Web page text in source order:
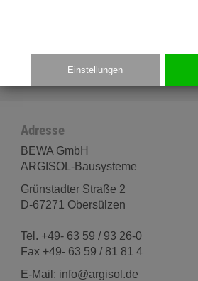
Adresse
BEWA GmbH
ARGISOL-Bausysteme
Grünstadter Straße 2
D-67271 Obersülzen
Tel. +49- 63 59 / 93 26-0
Fax +49- 63 59 / 81 81 4
E-Mail: info@argisol.de
Einstellungen